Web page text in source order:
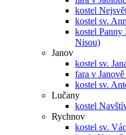
kostel
kostel sv.
kostel Panny
Nisou)
Janov
kostel sv.
fara v
kostel sv.
Lučany
kostel
Rychnov
kostel sv.